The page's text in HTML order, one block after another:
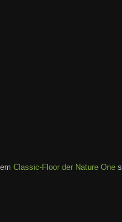
Classic-Floor der Nature One